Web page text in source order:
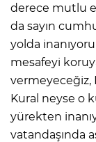
derece mutlu
da sayın
yolda
mesafeyi
vermeyeceğiz,
Kural neyse o
yürekten
vatandaşında